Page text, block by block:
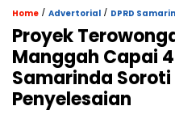
Home / Advertorial / DPRD
Proyek
Manggah Capai
Samarinda
Penyelesaian